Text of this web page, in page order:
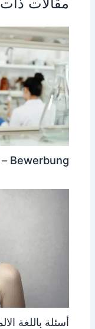
o
k
g
Bewerbung – خطاب وظيفي
أسئلة باللغة